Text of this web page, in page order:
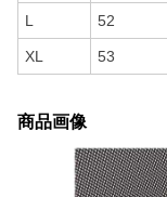
L 52
XL 53
商品画像